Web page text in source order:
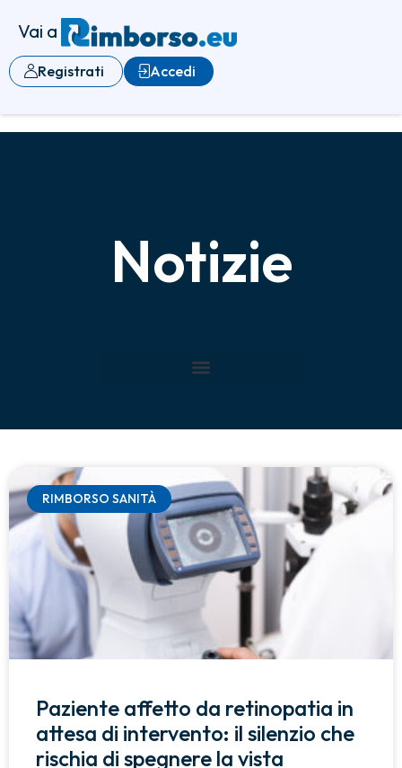
Vai a
Accedi
Registrati
Notizie
RIMBORSO SANITÀ
Paziente affetto da retinopatia in
attesa di intervento: il silenzio che
rischia di spegnere la vista